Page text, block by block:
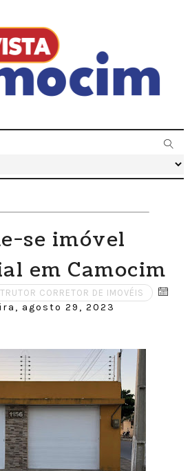
se imóvel
em Camocim
CORRETOR DE IMOVÉIS
agosto 29, 2023